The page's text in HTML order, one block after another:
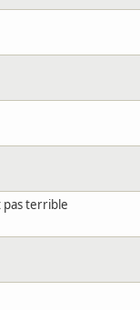
terrible